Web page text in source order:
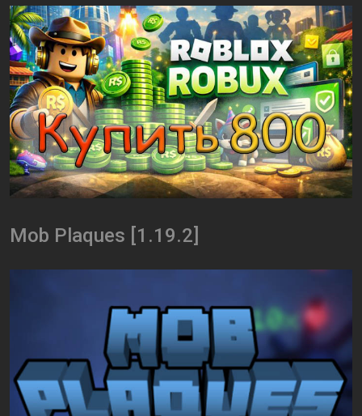
Mob Plaques [1.19.2]